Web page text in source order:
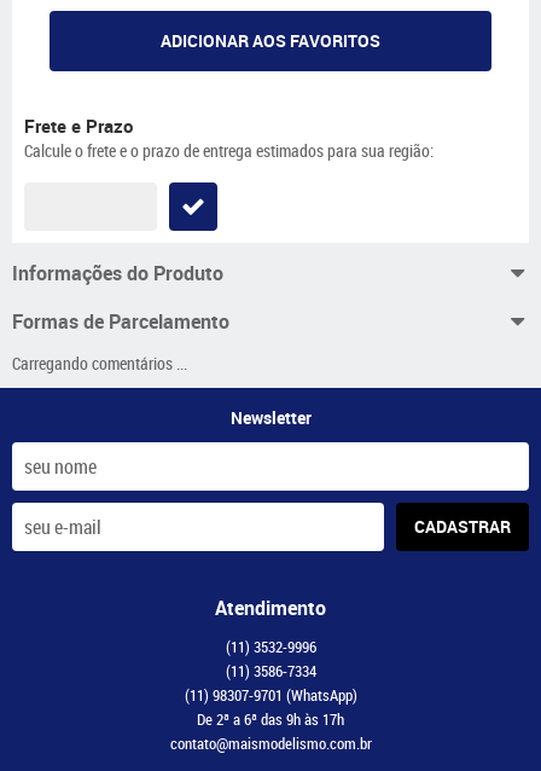
ADICIONAR AOS FAVORITOS
Frete e Prazo
Calcule o frete e o prazo de entrega estimados para sua região:
Informações do Produto
Formas de Parcelamento
Carregando comentários ...
Newsletter
CADASTRAR
Atendimento
(11) 3532-9996
(11) 3586-7334
(11) 98307-9701 (WhatsApp)
De 2ª a 6ª das 9h às 17h
contato@maismodelismo.com.br